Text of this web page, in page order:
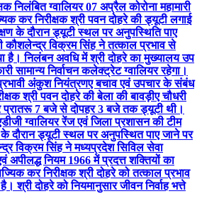
निलंबित ग्वालियर 07 अप्रैल कोरोना महामारी
कर निरीक्षक श्री पवन दोहरे की ड्यूटी लगाई
के दौरान ड्यूटी स्थल पर अनुपस्थिति पाए
कौशलेन्द्र विक्रम सिंह ने तत्काल प्रभाव से
है। निलंबन अवधि में श्री दोहरे का मुख्यालय उप
सामान्य निर्वाचन कलेक्ट्रेट ग्वालियर रहेगा।
प्रभावी अंकुश नियंत्रणए बचाव एवं उपचार के संबंध
श्री पवन दोहरे की बेला की बावड़ीए चौधरी
प्रातरू 7 बजे से दोपहर 3 बजे तक ड्यूटी थी।
ग्वालियर रेंज एवं जिला प्रशासन की टीम
के दौरान ड्यूटी स्थल पर अनुपस्थित पाए जाने पर
विक्रम सिंह ने मध्यप्रदेश सिविल सेवा
अपीलद्ध नियम 1966 में प्रदत्त शक्तियों का
कर निरीक्षक श्री दोहरे को तत्काल प्रभाव
श्री दोहरे को नियमानुसार जीवन निर्वाह भत्ते